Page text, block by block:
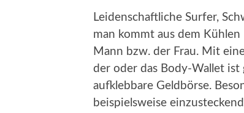
Leidenschaftliche Surfer,
man kommt aus dem
Mann bzw. der Frau. Mit
der oder das Body-Wallet
aufklebbare Geldbörse.
beispielsweise